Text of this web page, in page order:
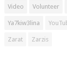
Video Volunteer
Ya7kiw3lina
Zarat Zarzis